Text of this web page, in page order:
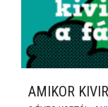
AMIKOR